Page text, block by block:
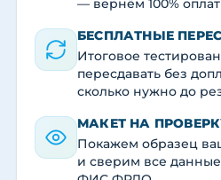
— вернём 100%
БЕСПЛАТНЫЕ
Итоговое
пересдавать без
сколько нужно до
МАКЕТ НА
Покажем образец
и сверим все